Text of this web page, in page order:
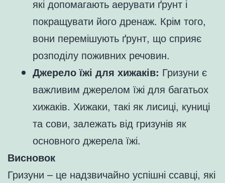
які допомагають аерувати ґрунт і
покращувати його дренаж. Крім того,
вони перемішують ґрунт, що сприяє
розподілу поживних речовин.
Джерело їжі для хижаків: Гризуни є
важливим джерелом їжі для багатьох
хижаків. Хижаки, такі як лисиці, куниці
та сови, залежать від гризунів як
основного джерела їжі.
Висновок
Гризуни – це надзвичайно успішні ссавці, які